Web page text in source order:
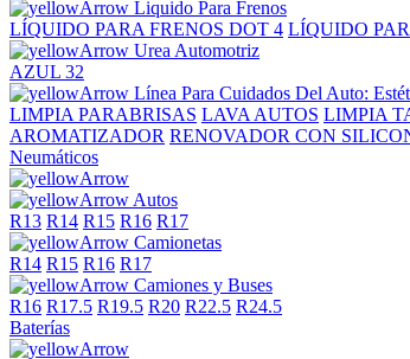
Liquido Para Frenos
LÍQUIDO PARA FRENOS DOT 4 LÍQUIDO
Urea Automotriz
AZUL 32
Línea Para Cuidados Del Auto:
LIMPIA PARABRISAS LAVA AUTOS LIMPIA
AROMATIZADOR RENOVADOR CON
Neumáticos
Autos
R13 R14 R15 R16 R17
Camionetas
R14 R15 R16 R17
Camiones y Buses
R16 R17.5 R19.5 R20 R22.5 R24.5
Baterías